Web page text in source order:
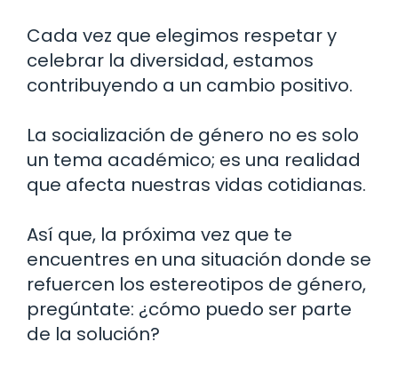
Cada vez que elegimos respetar y
celebrar la diversidad, estamos
contribuyendo a un cambio positivo.
La socialización de género no es solo
un tema académico; es una realidad
que afecta nuestras vidas cotidianas.
Así que, la próxima vez que te
encuentres en una situación donde se
refuercen los estereotipos de género,
pregúntate: ¿cómo puedo ser parte
de la solución?